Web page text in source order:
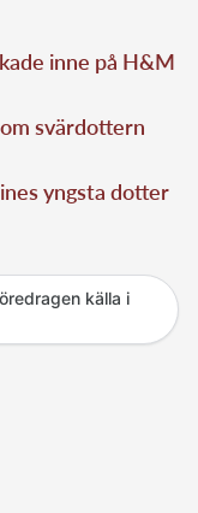
inne på H&M
svärdottern
yngsta dotter
källa i